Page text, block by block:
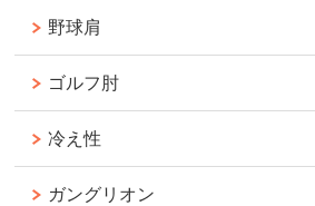
野球肩
ゴルフ肘
冷え性
ガングリオン